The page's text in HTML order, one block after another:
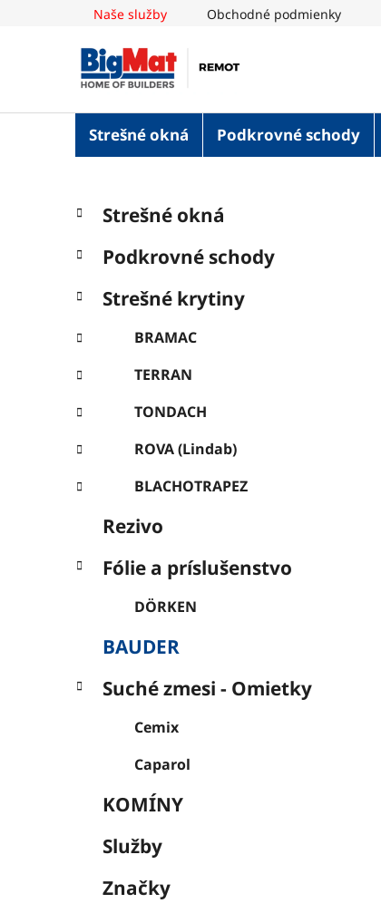
Naše služby Obchodné podmienky
Strešné okná Podkrovné schody
B
o
č
ý
a
n
l
kategórie
K
a
e
ó
i
Strešné okná
Podkrovné schody
Strešné krytiny
BRAMAC
TERRAN
TONDACH
ROVA (Lindab)
BLACHOTRAPEZ
Rezivo
Fólie a príslušenstvo
DÖRKEN
BAUDER
Suché zmesi - Omietky
Cemix
Caparol
KOMÍNY
Služby
Značky